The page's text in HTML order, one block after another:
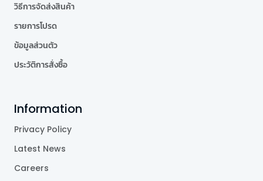
วิธีการจัดส่งสินค้า
รายการโปรด
ข้อมูลส่วนตัว
ประวัติการสั่งซื้อ
Information
Privacy Policy
Latest News
Careers